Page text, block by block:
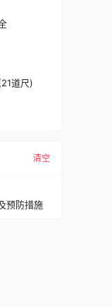
道尺)
清空
预防措施